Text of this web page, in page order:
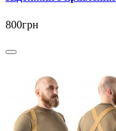
800грн